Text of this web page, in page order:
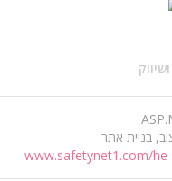
בניית אתר
www.safetynet1.com/he